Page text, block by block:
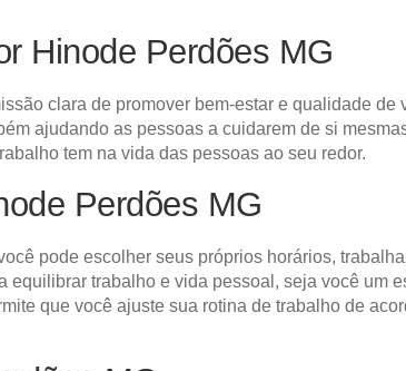
Hinode Perdões MG
clara de promover bem-estar e qualidade
ajudando as pessoas a cuidarem de si
tem na vida das pessoas ao seu redor.
Perdões MG
pode escolher seus próprios horários,
trabalho e vida pessoal, seja você um
que você ajuste sua rotina de trabalho de